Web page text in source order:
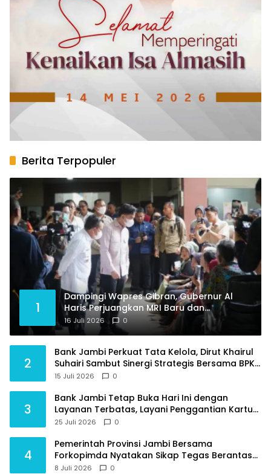
Berita Terpopuler
1
Dampingi Wapres Gibran, Gubernur Al
Haris Perjuangkan MRI Baru dan
Tambahan Dokter Spesialis untuk RSUD
Raden Mattaher
16 Juli 2026 0
2
Bank Jambi Perkuat Tata Kelola, Dirut Khairul
Suhairi Sambut Sinergi Strategis Bersama BPKP
Jambi
15 Juli 2026 0
3
Bank Jambi Tetap Buka Hari Ini dengan
Layanan Terbatas, Layani Penggantian Kartu
ATM dan Perubahan PIN
25 Juli 2026 0
4
Pemerintah Provinsi Jambi Bersama
Forkopimda Nyatakan Sikap Tegas Berantas
Geng Motor
8 Juli 2026 0